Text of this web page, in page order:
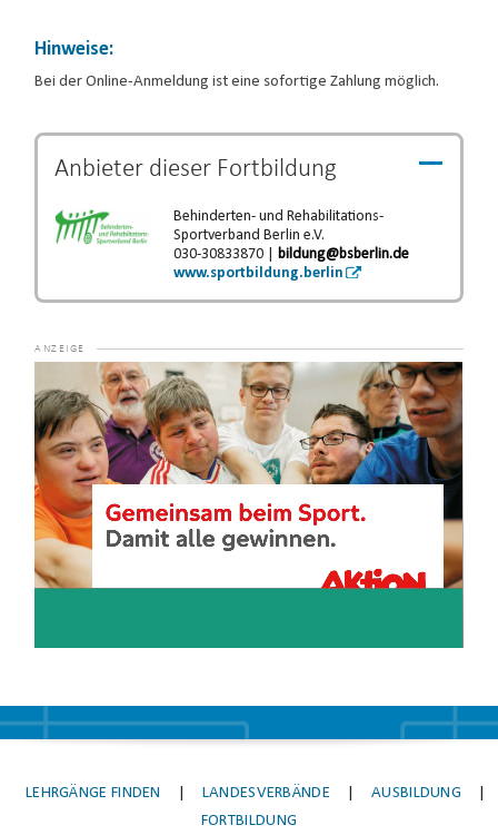
Hinweise:
Bei der Online-Anmeldung ist eine sofortige Zahlung möglich.
Anbieter dieser Fortbildung
Behinderten- und Rehabilitations-
Sportverband Berlin e.V.
030-30833870 | bildung@bsberlin.de
www.sportbildung.berlin
Player
LEHRGÄNGE FINDEN LANDESVERBÄNDE AUSBILDUNG
FORTBILDUNG